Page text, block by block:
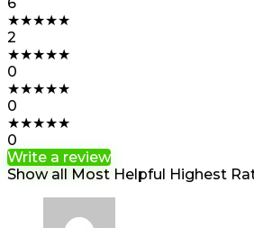
★★★★★
2
★★★★★
0
★★★★★
0
★★★★★
0
Write a review
Show all
Most Helpful Highest